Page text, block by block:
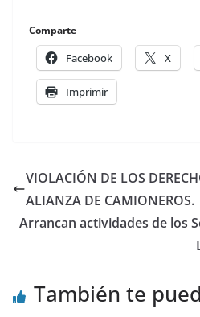
Comparte
Facebook X
Imprimir
VIOLACIÓN DE LOS
ALIANZA DE CAMIONEROS.
Arrancan actividades de los
También te